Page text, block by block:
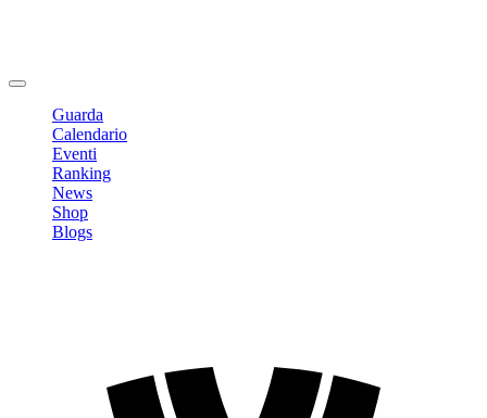
Guarda
Calendario
Eventi
Ranking
News
Shop
Blogs